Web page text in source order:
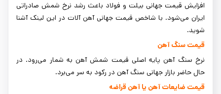
افزایش قیمت جهانی بیلت و فولاد باعث رشد نرخ شمش صادراتی
ایران می‌شود. با شاخص قیمت جهانی آهن آلات در این لینک آشنا
شوید.
قیمت سنگ آهن
نرخ سنگ آهن پایه اصلی قیمت شمش آهن به شمار می‌رود. در
حال حاضر بازار جهانی سنگ آهن در رکود به سر می‌برد.
قیمت ضایعات آهن یا آهن قراضه